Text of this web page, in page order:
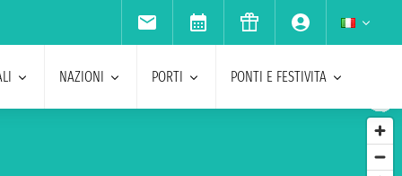
NAZIONI PORTI PONTI E FESTIVITA